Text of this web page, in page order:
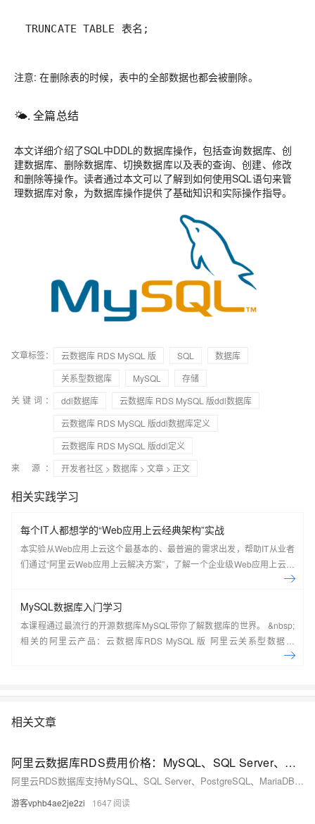
TRUNCATE TABLE 表名;
注意: 在删除表的时候，表中的全部数据也都会被删除。
🌤️. 全篇总结
本文详细介绍了SQL中DDL的数据库操作，包括查询数据库、创
建数据库、删除数据库、切换数据库以及表的查询、创建、修改
和删除等操作。读者通过本文可以了解到如何使用SQL语句来管
理数据库对象，为数据库操作提供了基础知识和实际操作指导。
文章标签： 云数据库 RDS MySQL 版 SQL
数据库
关系型数据库
MySQL
存储
关键词：
ddl数据库
云数据库 RDS MySQL 版ddl数据库
云数据库 RDS MySQL 版ddl数据库定义
云数据库 RDS MySQL 版ddl定义
来 源：
开发者社区 > 数据库 > 文章 > 正文
相关实践学习
每个IT人都想学的“Web应用上云经典架构”实战
本实验从Web应用上云这个最基本的、最普遍的需求出发，帮助IT从业者
们通过“阿里云Web应用上云解决方案”，了解一个企业级Web应用上云的
MySQL数据库入门学习
本课程通过最流行的开源数据库MySQL带你了解数据库的世界。 &nbsp;
相关的阿里云产品：云数据库RDS MySQL 版 阿里云关系型数据库
RDS（Relational Database Service）是一种稳定可靠、可弹性伸缩的在
相关文章
阿里云数据库RDS费用价格：MySQL、SQL Server、PostgreSQL和MariaDB引擎收费标准
阿里云RDS数据库支持MySQL、SQL Server、PostgreSQL、MariaDB，多种引擎优惠上线！MySQL倚天版88元/年，SQL Server 2核4G仅299元/年，PostgreSQL 227元/年起。高可用、可弹性伸缩，安全稳定。详情见官网活动页。
游客vphb4ae2je2zi 1647